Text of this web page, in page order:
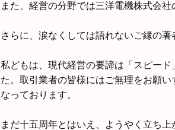
また、経営の分野では三洋電機株式会
さらに、涙なくしては語れないご縁の
私どもは、現代経営の要諦は「スピー
た。取引業者の皆様にはご無理をお願
なっております。
まだ十五周年とはいえ、ようやく立ち